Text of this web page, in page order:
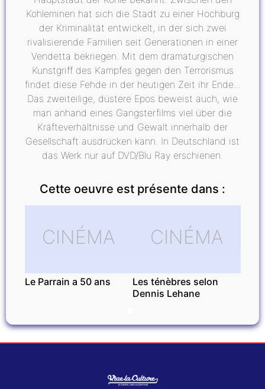
Kohleminen hat sich die Stadt zu einer Hochburg
der Kriminalität entwickelt, in der sich zwei
rivalisierende Familien seit Generationen in einer
Vendetta bekriegen. Mit dem dramaturgischen
Kunstgriff des Kampfes gegen den Terrorismus
findet diese Fehde in der heutigen Zeit ihr Ende...
Das zweiteilige, düstere Epos beweist auch, wie
man anhand eines Gangsterfilms viel über die
Kräfteverhältnisse und Gewalt innerhalb der
Gesellschaft ausdrücken kann. In Deutschland ist
das Werk nur auf DVD/Blu Ray erschienen.
Cette oeuvre est présente dans :
CINÉMA
Le Parrain a 50 ans
CINÉMA
Les ténèbres selon
Dennis Lehane